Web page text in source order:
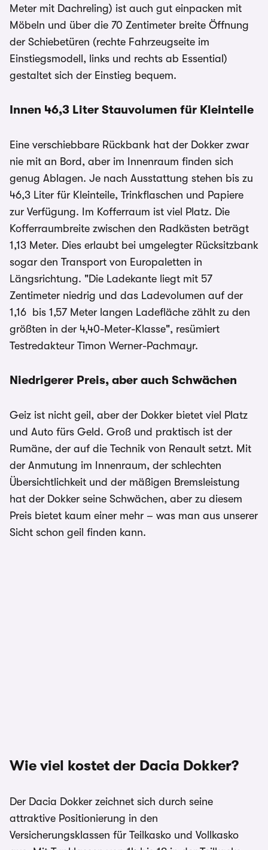
Meter mit Dachreling) ist auch gut einpacken mit
Möbeln und über die 70 Zentimeter breite Öffnung
der Schiebetüren (rechte Fahrzeugseite im
Einstiegsmodell, links und rechts ab Essential)
gestaltet sich der Einstieg bequem.
Innen 46,3 Liter Stauvolumen für Kleinteile
Eine verschiebbare Rückbank hat der Dokker zwar
nie mit an Bord, aber im Innenraum finden sich
genug Ablagen. Je nach Ausstattung stehen bis zu
46,3 Liter für Kleinteile, Trinkflaschen und Papiere
zur Verfügung. Im Kofferraum ist viel Platz. Die
Kofferraumbreite zwischen den Radkästen beträgt
1,13 Meter. Dies erlaubt bei umgelegter Rücksitzbank
sogar den Transport von Europaletten in
Längsrichtung. "Die Ladekante liegt mit 57
Zentimeter niedrig und das Ladevolumen auf der
1,16 bis 1,57 Meter langen Ladefläche zählt zu den
größten in der 4,40-Meter-Klasse", resümiert
Testredakteur Timon Werner-Pachmayr.
Niedrigerer Preis, aber auch Schwächen
Geiz ist nicht geil, aber der Dokker bietet viel Platz
und Auto fürs Geld. Groß und praktisch ist der
Rumäne, der auf die Technik von Renault setzt. Mit
der Anmutung im Innenraum, der schlechten
Übersichtlichkeit und der mäßigen Bremsleistung
hat der Dokker seine Schwächen, aber zu diesem
Preis bietet kaum einer mehr – was man aus unserer
Sicht schon geil finden kann.
Wie viel kostet der Dacia Dokker?
Der Dacia Dokker zeichnet sich durch seine
attraktive Positionierung in den
Versicherungsklassen für Teilkasko und Vollkasko